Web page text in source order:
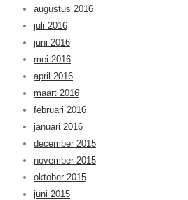
augustus 2016
juli 2016
juni 2016
mei 2016
april 2016
maart 2016
februari 2016
januari 2016
december 2015
november 2015
oktober 2015
juni 2015